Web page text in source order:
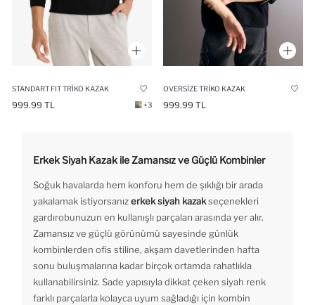
STANDART FIT TRIKO KAZAK
999.99 TL +3
OVERSIZE TRIKO KAZAK
999.99 TL
Erkek Siyah Kazak ile Zamansız ve Güçlü Kombinler
Soğuk havalarda hem konforu hem de şıklığı bir arada
yakalamak istiyorsanızerkek siyah kazakseçenekleri
gardırobunuzun en kullanışlı parçaları arasında yer alır.
Zamansız ve güçlü görünümü sayesinde günlük
kombinlerden ofis stiline, akşam davetlerinden hafta
sonu buluşmalarına kadar birçok ortamda rahatlıkla
kullanabilirsiniz. Sade yapısıyla dikkat çeken siyah renk
farklı parçalarla kolayca uyum sağladığı için kombin